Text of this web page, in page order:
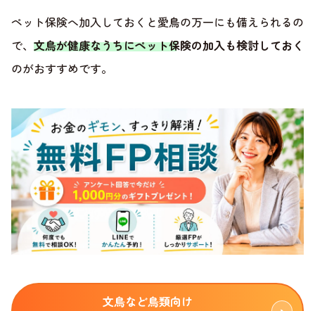
ペット保険へ加入しておくと愛鳥の万一にも備えられるの
で、 文鳥が健康なうちにペット保険の加入も検討しておく
のがおすすめです。
文鳥など鳥類向け